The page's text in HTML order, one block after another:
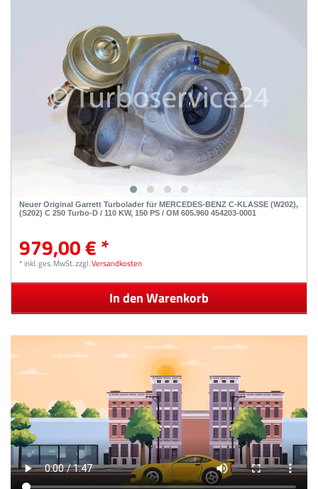
Neuer Original Garrett Turbolader für MERCEDES-BENZ C-KLASSE (W202),
(S202) C 250 Turbo-D / 110 KW, 150 PS / OM 605.960 454203-0001
979,00 € *
*inkl. ges. MwSt.zzgl.Versandkosten
In den Warenkorb